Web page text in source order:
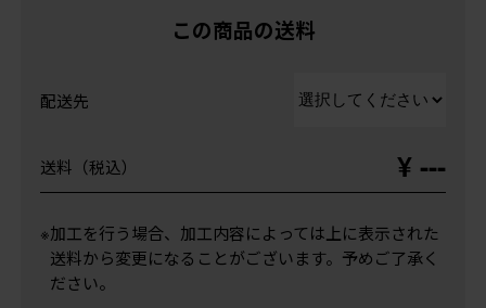
この商品の送料
配送先
送料（税込） ¥ ---
※加工を行う場合、加工内容によっては上に表示された
送料から変更になることがございます。予めご了承く
ださい。